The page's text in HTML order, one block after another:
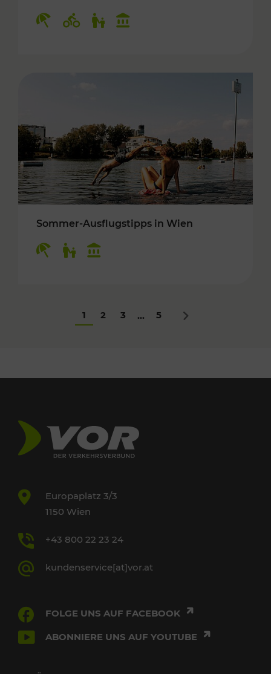
Sommer-Ausflugstipps in Wien
1 2 3 ... 5 Nächstes
Europaplatz 3/3
1150 Wien
+43 800 22 23 24
kundenservice[at]vor.at
FOLGE UNS AUF FACEBOOK
ABONNIERE UNS AUF YOUTUBE